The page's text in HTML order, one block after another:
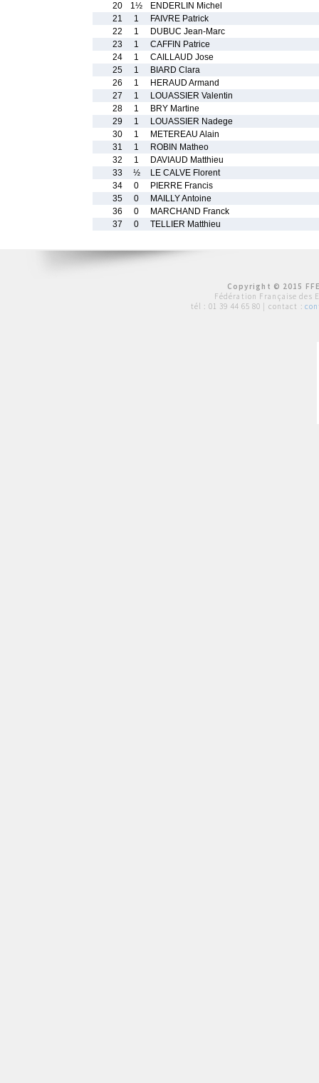
20
1½
ENDERLIN Michel
21
1
FAIVRE Patrick
22
1
DUBUC Jean-Marc
23
1
CAFFIN Patrice
24
1
CAILLAUD Jose
25
1
BIARD Clara
26
1
HERAUD Armand
27
1
LOUASSIER Valentin
28
1
BRY Martine
29
1
LOUASSIER Nadege
30
1
METEREAU Alain
31
1
ROBIN Matheo
32
1
DAVIAUD Matthieu
33
½
LE CALVE Florent
34
0
PIERRE Francis
35
0
MAILLY Antoine
36
0
MARCHAND Franck
37
0 TELLIER Matthieu
Copyright © 2015
Fédération Française des
tél : 01 39 44 65 80 | contact :